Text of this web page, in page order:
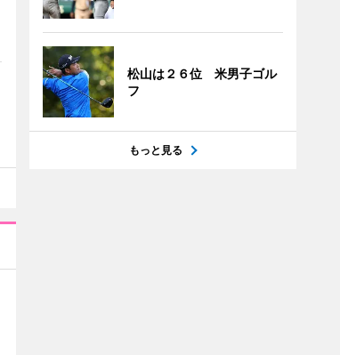
松山は２６位 米男子ゴル
フ
もっと見る